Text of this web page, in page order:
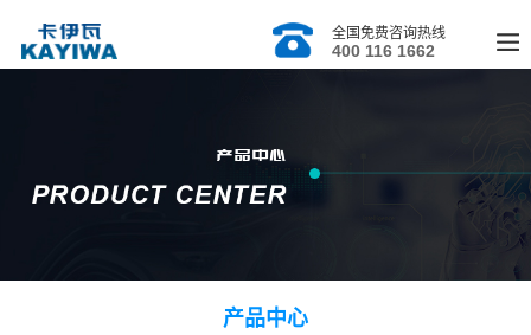
全国免费咨询热线
400 116 1662
产品中心